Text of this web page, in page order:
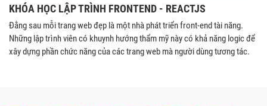
KHÓA HỌC LẬP TRÌNH FRONTEND - REACTJS
Đằng sau mỗi trang web đẹp là một nhà phát triển front-end tài năng.
Những lập trình viên có khuynh hướng thẩm mỹ này có khả năng logic để
xây dựng phần chức năng của các trang web mà người dùng tương tác.